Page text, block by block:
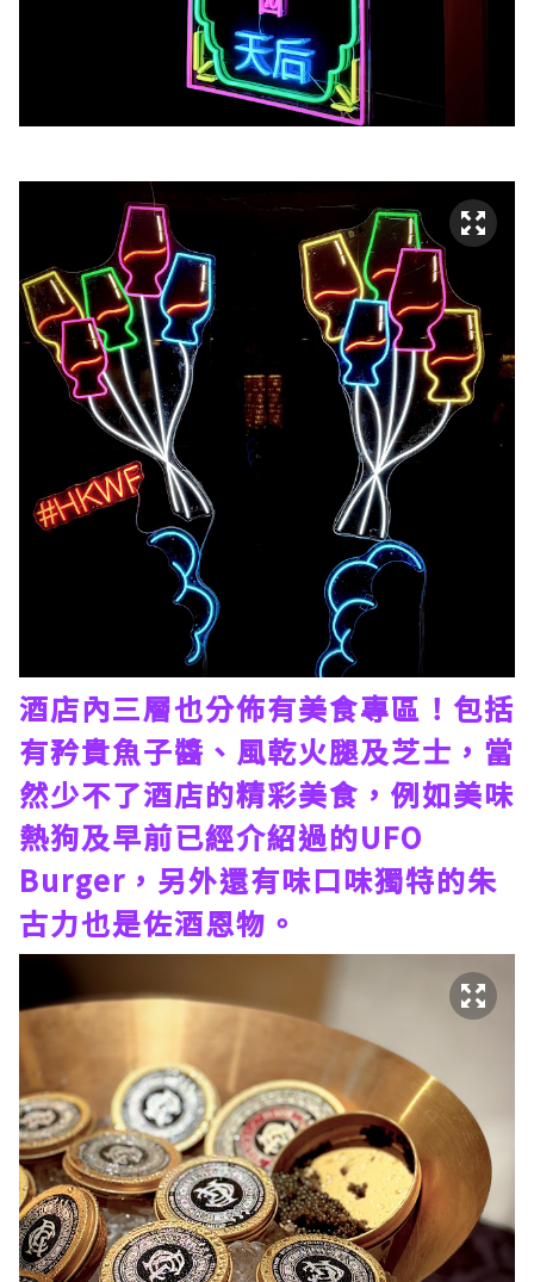
酒店內三層也分佈有美食專區！包括
有矜貴魚子醬、風乾火腿及芝士，當
然少不了酒店的精彩美食，例如美味
熱狗及早前已經介紹過的UFO
Burger，另外還有味口味獨特的朱
古力也是佐酒恩物。